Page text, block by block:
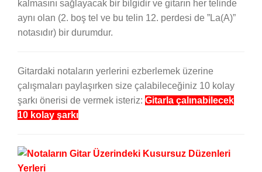
kalmasını sağlayacak bir bilgidir ve gitarın her telinde
aynı olan (2. boş tel ve bu telin 12. perdesi de ”La(A)”
notasıdır) bir durumdur.
Gitardaki notaların yerlerini ezberlemek üzerine
çalışmaları paylaşırken size çalabileceğiniz 10 kolay
şarkı önerisi de vermek isteriz: Gitarla çalınabilecek
10 kolay şarkı